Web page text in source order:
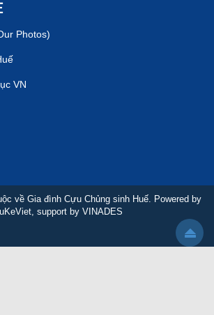
Photos)
VN
về Gia đình Cựu Chủng sinh Huế. Powered by
, support by VINADES